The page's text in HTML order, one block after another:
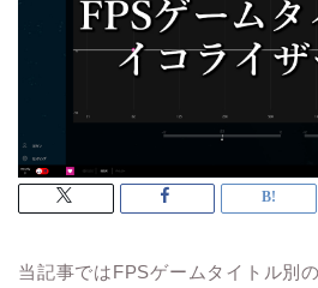
当記事ではFPSゲームタイトル別